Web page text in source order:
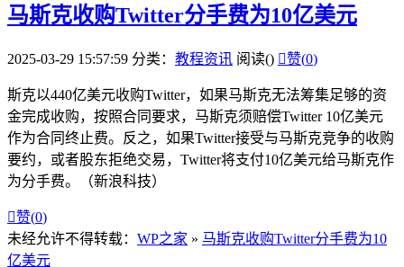
马斯克收购Twitter分手费为10亿美元
2025-03-29 15:57:59 分类： 教程资讯 阅读() 赞(0)
斯克以440亿美元收购Twitter，如果马斯克无法筹集足够的资
金完成收购，按照合同要求，马斯克须赔偿Twitter 10亿美元
作为合同终止费。反之，如果Twitter接受与马斯克竞争的收购
要约，或者股东拒绝交易，Twitter将支付10亿美元给马斯克作
为分手费。（新浪科技）
赞(0)
未经允许不得转载： WP之家 » 马斯克收购Twitter分手费为10
亿美元